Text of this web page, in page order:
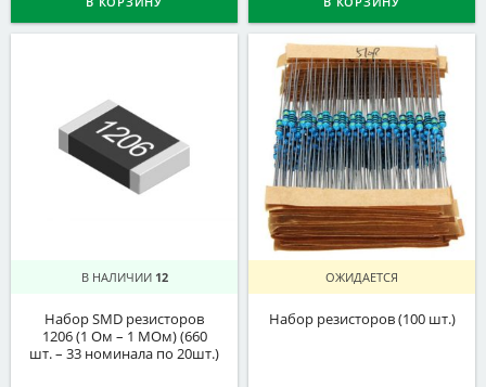
В НАЛИЧИИ 12
Набор SMD резисторов
1206 (1 Ом – 1 МОм) (660
шт. – 33 номинала по 20шт.)
ОЖИДАЕТСЯ
Набор резисторов (100 шт.)